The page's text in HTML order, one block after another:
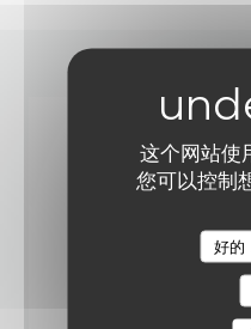
这个网站使
您可以控制
好的